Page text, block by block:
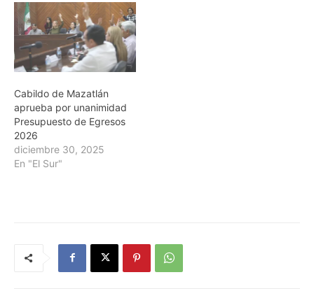
Cabildo de Mazatlán
aprueba por unanimidad
Presupuesto de Egresos
2026
diciembre 30, 2025
En "El Sur"